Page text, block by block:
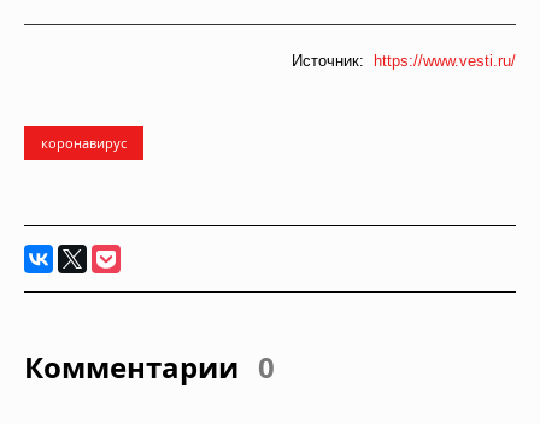
Источник: https://www.vesti.ru/
коронавирус
Комментарии 0